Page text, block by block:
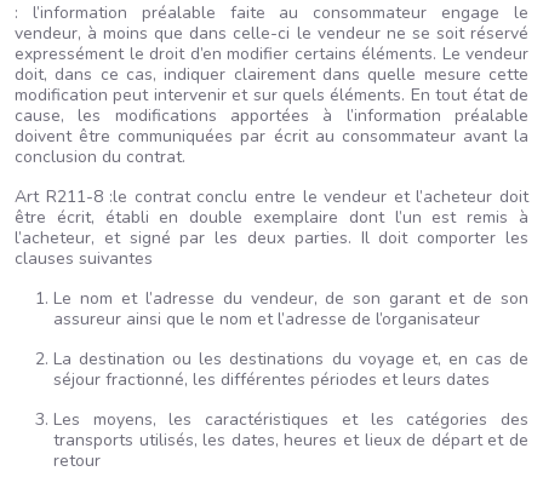
: l’information préalable faite au consommateur engage le
vendeur, à moins que dans celle-ci le vendeur ne se soit réservé
expressément le droit d’en modifier certains éléments. Le vendeur
doit, dans ce cas, indiquer clairement dans quelle mesure cette
modification peut intervenir et sur quels éléments. En tout état de
cause, les modifications apportées à l’information préalable
doivent être communiquées par écrit au consommateur avant la
conclusion du contrat.
Art R211-8 :le contrat conclu entre le vendeur et l’acheteur doit
être écrit, établi en double exemplaire dont l’un est remis à
l’acheteur, et signé par les deux parties. Il doit comporter les
clauses suivantes
Le nom et l’adresse du vendeur, de son garant et de son
assureur ainsi que le nom et l’adresse de l’organisateur
La destination ou les destinations du voyage et, en cas de
séjour fractionné, les différentes périodes et leurs dates
Les moyens, les caractéristiques et les catégories des
transports utilisés, les dates, heures et lieux de départ et de
retour